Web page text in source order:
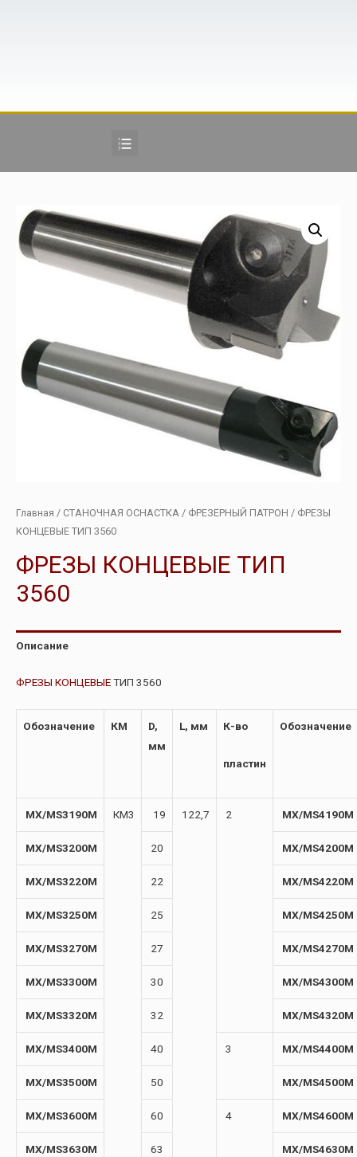
Главная / СТАНОЧНАЯ ОСНАСТКА / ФРЕЗЕРНЫЙ ПАТРОН / ФРЕЗЫ
КОНЦЕВЫЕ ТИП 3560
ФРЕЗЫ КОНЦЕВЫЕ ТИП
3560
Описание
ФРЕЗЫ КОНЦЕВЫЕТИП 3560
Обозначение КМ
D,
мм
L, мм К-во
пластин
Обозначение
MX/MS3190M КМ3 19 122,7 2 MX/MS4190M
MX/MS3200M 20 MX/MS4200M
MX/MS3220M 22 MX/MS4220M
MX/MS3250M 25 MX/MS4250M
MX/MS3270M 27 MX/MS4270M
MX/MS3300M 30 MX/MS4300M
MX/MS3320M 32 MX/MS4320M
MX/MS3400M 40 3 MX/MS4400M
MX/MS3500M 50 MX/MS4500M
MX/MS3600M 60 4 MX/MS4600M
MX/MS3630M 63 MX/MS4630M